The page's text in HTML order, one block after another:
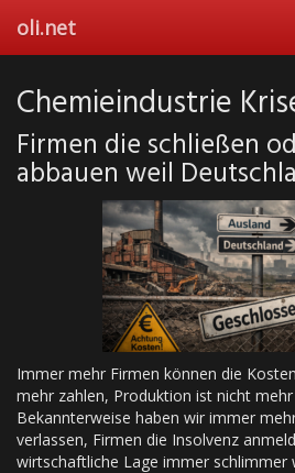
main
oli.net
Chemieindustrie
Firmen die schließen
abbauen weil
Immer mehr Firmen können die
mehr zahlen, Produktion ist nicht
Bekannterweise haben wir immer
verlassen, Firmen die Insolvenz
wirtschaftliche Lage immer schlimmer